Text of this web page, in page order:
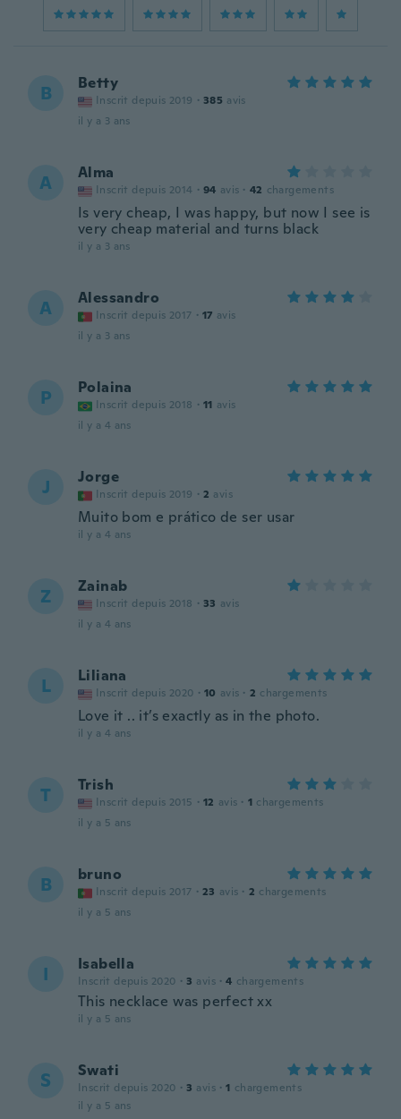
B Betty
Inscrit depuis 2019 · 385 avis
il y a 3 ans
A Alma
Inscrit depuis 2014 · 94 avis · 42 chargements
Is very cheap, I was happy, but now I see is
very cheap material and turns black
il y a 3 ans
A Alessandro
Inscrit depuis 2017 · 17 avis
il y a 3 ans
P Polaina
Inscrit depuis 2018 · 11 avis
il y a 4 ans
J Jorge
Inscrit depuis 2019 · 2 avis
Muito bom e prático de ser usar
il y a 4 ans
Z Zainab
Inscrit depuis 2018 · 33 avis
il y a 4 ans
L Liliana
Inscrit depuis 2020 · 10 avis · 2 chargements
Love it .. it’s exactly as in the photo.
il y a 4 ans
T Trish
Inscrit depuis 2015 · 12 avis · 1 chargements
il y a 5 ans
B bruno
Inscrit depuis 2017 · 23 avis · 2 chargements
il y a 5 ans
I Isabella
Inscrit depuis 2020 · 3 avis · 4 chargements
This necklace was perfect xx
il y a 5 ans
S Swati
Inscrit depuis 2020 · 3 avis · 1 chargements
il y a 5 ans